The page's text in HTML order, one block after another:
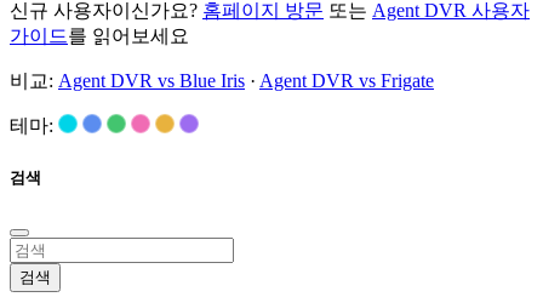
신규 사용자이신가요? 홈페이지 방문 또는 Agent DVR 사용자
가이드를 읽어보세요
비교: Agent DVR vs Blue Iris · Agent DVR vs Frigate
테마:
검색
검색